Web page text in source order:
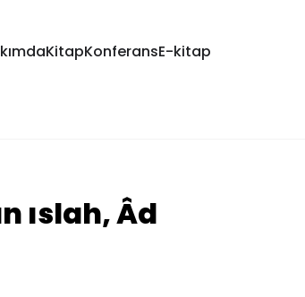
KitapKonferansE-kitap
ıslah, Âd